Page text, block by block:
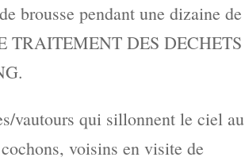
brousse pendant une dizaine de
TRAITEMENT DES DECHETS
vautours qui sillonnent le ciel au
voisins en visite de